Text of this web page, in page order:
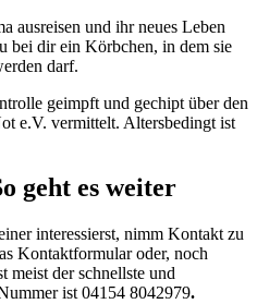
ausreisen und ihr neues Leben
bei dir ein Körbchen, in dem sie
darf.
geimpft und gechipt über den
e.V. vermittelt. Altersbedingt ist
geht es weiter
interessierst, nimm Kontakt zu
Kontaktformular oder, noch
meist der schnellste und
ist 04154 8042979.